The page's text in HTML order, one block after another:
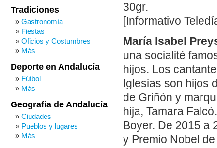
30gr.
[Informativo
María Isabel
una socialité
hijos. Los
Iglesias son hijos
de Griñón y
hija, Tamara
Boyer. De 2015 a
y Premio Nobel
Tradiciones
Gastronomía
Fiestas
Oficios y Costumbres
Más
Deporte en Andalucía
Fútbol
Más
Geografía de Andalucía
Ciudades
Pueblos y lugares
Más